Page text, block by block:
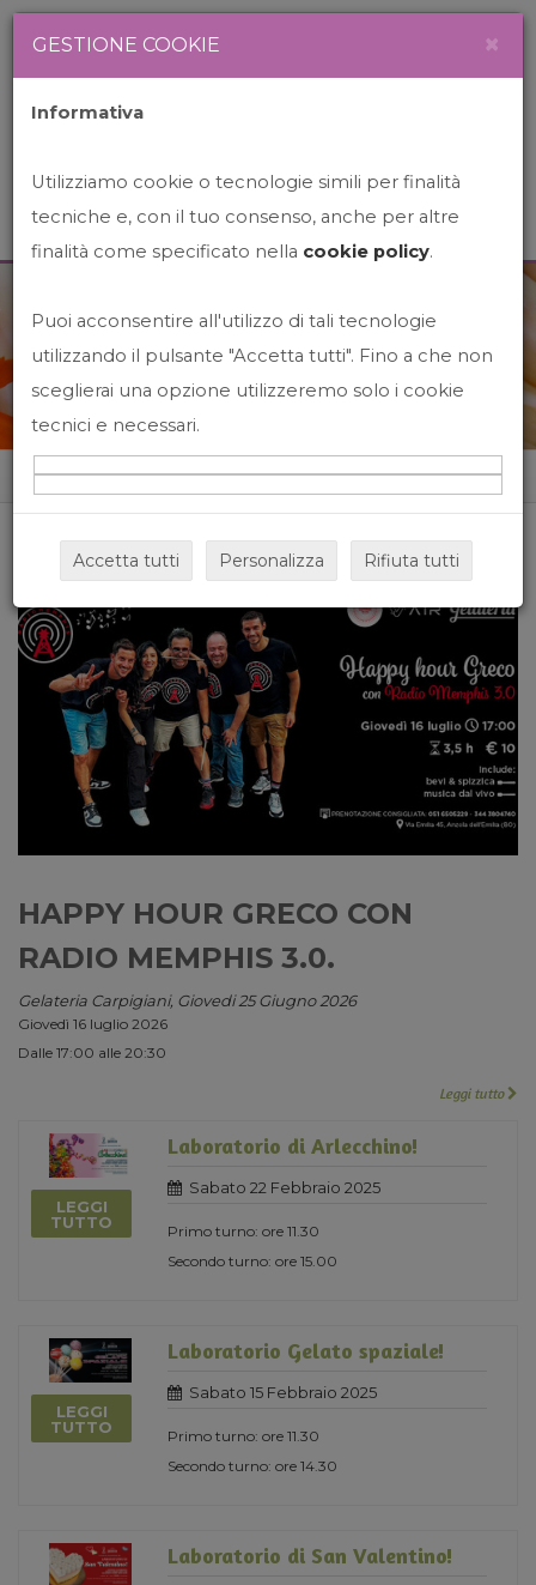
News&Events
Home News&events
HAPPY HOUR GRECO CON
RADIO MEMPHIS 3.0.
Gelateria Carpigiani, Giovedi 25 Giugno 2026
Giovedì 16 luglio 2026
Dalle 17:00 alle 20:30
Leggi tutto
LEGGI
TUTTO
Laboratorio di Arlecchino!
Sabato 22 Febbraio 2025
Primo turno: ore 11.30
Secondo turno: ore 15.00
LEGGI
TUTTO
Laboratorio Gelato spaziale!
Sabato 15 Febbraio 2025
Primo turno: ore 11.30
Secondo turno: ore 14.30
Laboratorio di San Valentino!
GESTIONE COOKIE ×
Informativa
Utilizziamo cookie o tecnologie simili per finalità
tecniche e, con il tuo consenso, anche per altre
finalità come specificato nella cookie policy.
Puoi acconsentire all'utilizzo di tali tecnologie
utilizzando il pulsante "Accetta tutti". Fino a che non
sceglierai una opzione utilizzeremo solo i cookie
tecnici e necessari.
Accetta tutti Personalizza Rifiuta tutti